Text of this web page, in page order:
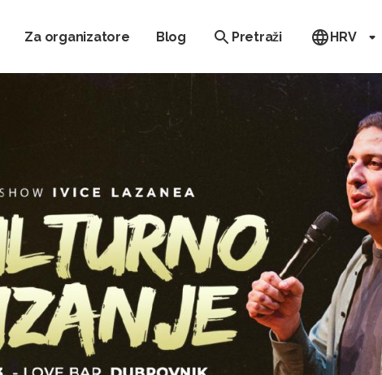
Za organizatore Blog Pretraži HRV